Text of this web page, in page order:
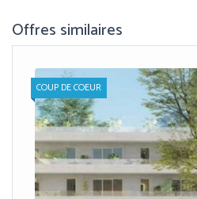
Offres similaires
COUP DE COEUR